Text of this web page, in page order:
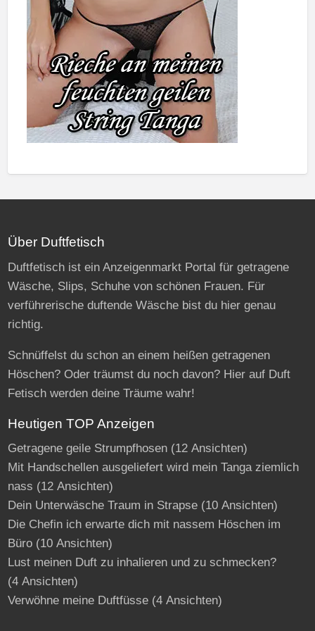
Über Duftfetisch
Duftfetisch ist ein Anzeigenmarkt Portal für getragene
Wäsche, Slips, Schuhe von schönen Frauen. Für
verführerische duftende Wäsche bist du hier genau
richtig.
Schnüffelst du schon an einem heißen getragenen
Höschen? Oder träumst du noch davon? Hier auf Duft
Fetisch werden deine Träume wahr!
Heutigen TOP Anzeigen
Getragene geile Strumpfhosen(12 Ansichten)
Mit Handschellen ausgeliefert wird mein Tanga ziemlich
nass (12 Ansichten)
Dein Unterwäsche Traum in Strapse(10 Ansichten)
Die Chefin ich erwarte dich mit nassem Höschen im
Büro(10 Ansichten)
Lust meinen Duft zu inhalieren und zu schmecken?
(4 Ansichten)
Verwöhne meine Duftfüsse(4 Ansichten)